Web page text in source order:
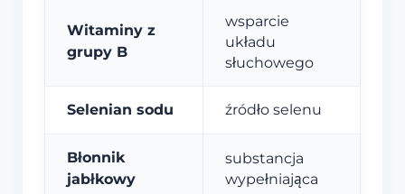
Witaminy z
grupy B
wsparcie
układu
słuchowego
Selenian sodu źródło selenu
Błonnik
jabłkowy
substancja
wypełniająca